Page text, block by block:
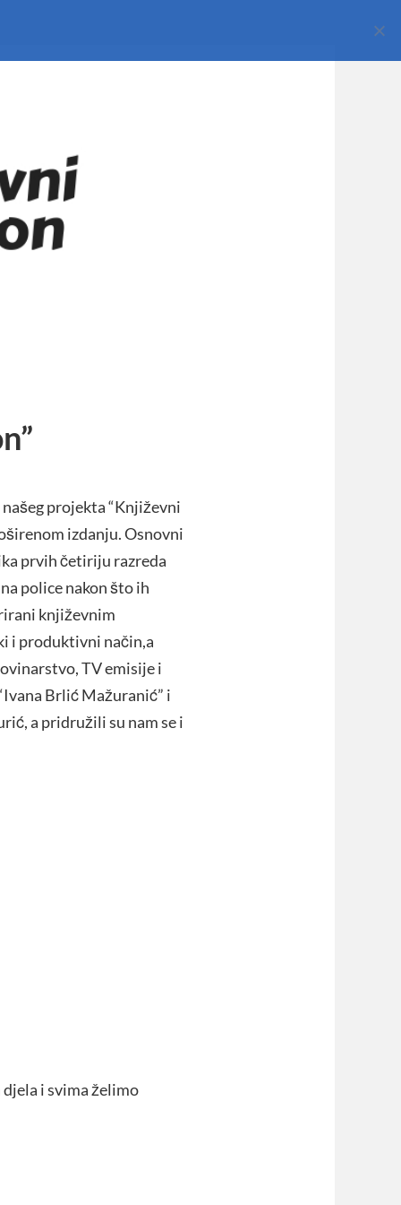
projekta “Književni
izdanju. Osnovni
prvih četiriju razreda
police nakon što ih
književnim
i produktivni način,a
TV emisije i
Brlić Mažuranić” i
a pridružili su nam se i
i svima želimo